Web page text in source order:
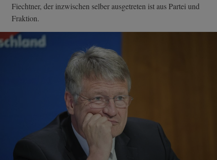
Fiechtner, der inzwischen selber ausgetreten ist aus Partei und
Fraktion.